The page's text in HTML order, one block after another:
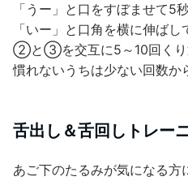
「うー」と口をすぼませて5
「いー」と口角を横に伸ば
②と③を交互に5～10回くり
慣れないうちは少ない回数か
舌出し＆舌回しトレー
あご下のたるみが気になる